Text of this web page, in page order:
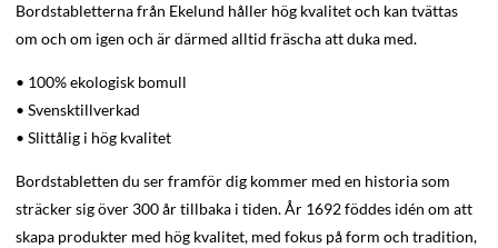
Bordstabletterna från Ekelund håller hög kvalitet och kan tvättas
om och om igen och är därmed alltid fräscha att duka med.
• 100% ekologisk bomull
• Svensktillverkad
• Slittålig i hög kvalitet
Bordstabletten du ser framför dig kommer med en historia som
sträcker sig över 300 år tillbaka i tiden. År 1692 föddes idén om att
skapa produkter med hög kvalitet, med fokus på form och tradition,